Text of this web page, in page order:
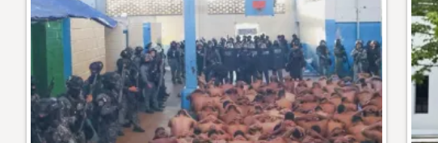
Política
Show
Deportes